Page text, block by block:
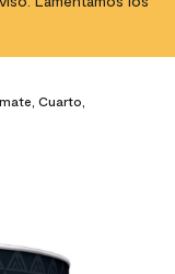
Cuarto,